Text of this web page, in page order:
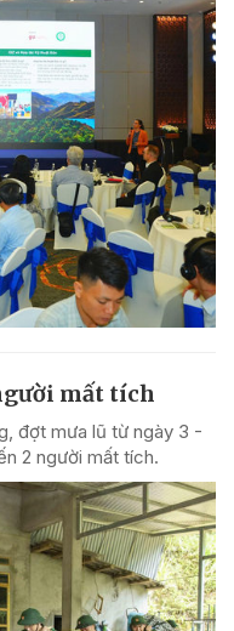
mất tích
đợt mưa lũ từ ngày 3 -
2 người mất tích.